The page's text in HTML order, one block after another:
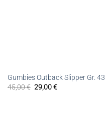
Gumbies Outback Slipper Gr. 43
45,00€ 29,00€